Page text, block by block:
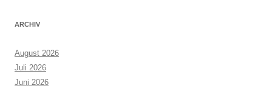
ARCHIV
August 2026
Juli 2026
Juni 2026